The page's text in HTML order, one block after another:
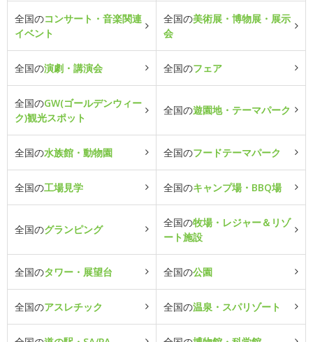
全国のコンサート・音楽関連
イベント
全国の美術展・博物展・展示
会
全国の演劇・講演会 全国のフェア
全国のGW(ゴールデンウィー
ク)観光スポット
全国の遊園地・テーマパーク
全国の水族館・動物園 全国のフードテーマパーク
全国の工場見学 全国のキャンプ場・BBQ場
全国のグランピング
全国の牧場・レジャー＆リゾ
ート施設
全国のタワー・展望台 全国の公園
全国のアスレチック 全国の温泉・スパリゾート